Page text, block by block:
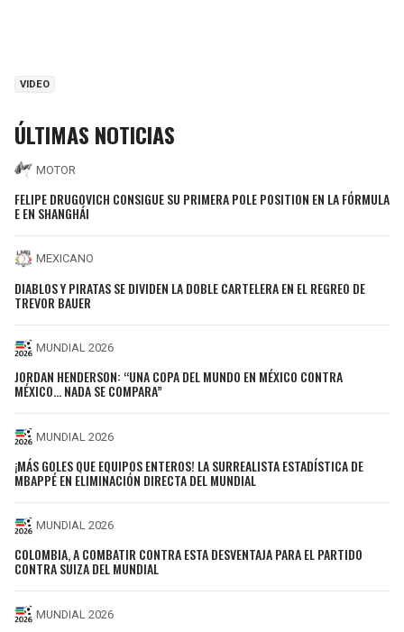
VIDEO
ÚLTIMAS NOTICIAS
MOTOR
FELIPE DRUGOVICH CONSIGUE SU PRIMERA POLE POSITION EN LA FÓRMULA
E EN SHANGHÁI
MEXICANO
DIABLOS Y PIRATAS SE DIVIDEN LA DOBLE CARTELERA EN EL REGREO DE
TREVOR BAUER
MUNDIAL 2026
JORDAN HENDERSON: “UNA COPA DEL MUNDO EN MÉXICO CONTRA
MÉXICO… NADA SE COMPARA”
MUNDIAL 2026
¡MÁS GOLES QUE EQUIPOS ENTEROS! LA SURREALISTA ESTADÍSTICA DE
MBAPPÉ EN ELIMINACIÓN DIRECTA DEL MUNDIAL
MUNDIAL 2026
COLOMBIA, A COMBATIR CONTRA ESTA DESVENTAJA PARA EL PARTIDO
CONTRA SUIZA DEL MUNDIAL
MUNDIAL 2026